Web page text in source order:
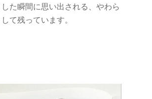
た瞬間に思い出される、やわら
て残っています。